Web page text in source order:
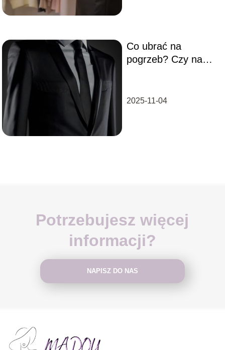
Co ubrać na
pogrzeb? Czy na
czarno?
2025-11-04
Potrzebujesz więcej
informacji?
NAPISZ DO NAS